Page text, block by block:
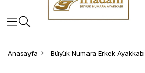
Anasayfa Büyük Numara Erkek Ayakkabı